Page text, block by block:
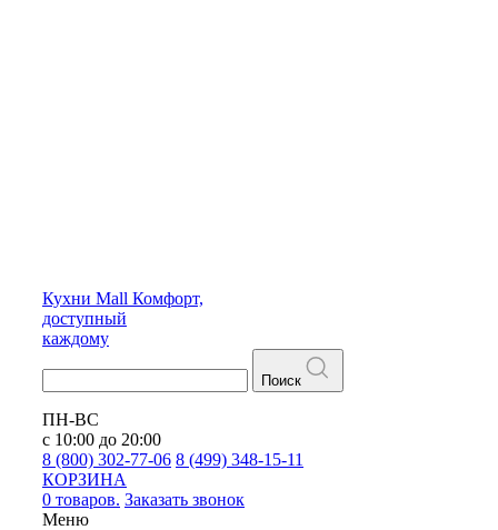
Кухни Mall Комфорт,
доступный
каждому
Поиск
ПН-ВС
с 10:00 до 20:00
8 (800) 302-77-06 8 (499) 348-15-11
КОРЗИНА
0 товаров. Заказать звонок
Меню